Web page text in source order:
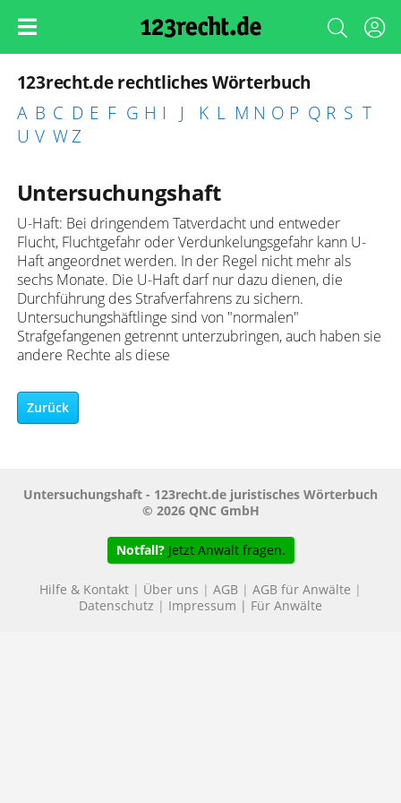
123recht.de rechtliches Wörterbuch
A B C D E F G H I J K L M N O P Q R S T
U V WZ
Untersuchungshaft
U-Haft: Bei dringendem Tatverdacht und entweder
Flucht, Fluchtgefahr oder Verdunkelungsgefahr kann U-
Haft angeordnet werden. In der Regel nicht mehr als
sechs Monate. Die U-Haft darf nur dazu dienen, die
Durchführung des Strafverfahrens zu sichern.
Untersuchungshäftlinge sind von "normalen"
Strafgefangenen getrennt unterzubringen, auch haben sie
andere Rechte als diese
Zurück
Untersuchungshaft - 123recht.de juristisches Wörterbuch
© 2026 QNC GmbH
Notfall? Jetzt Anwalt fragen.
Hilfe & Kontakt | Über uns | AGB | AGB für Anwälte |
Datenschutz | Impressum | Für Anwälte